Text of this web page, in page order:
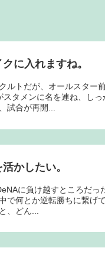
に入れますね。
ルトだが、オールスター
タメンに名を連ね、し
試合が再開...
かしたい。
に負け越すところだっ
で何とか逆転勝ちに繋げ
、どん...